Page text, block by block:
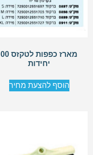
מארז כפפות לטקזס 00
יחידות
הוסף להצעת מחיר